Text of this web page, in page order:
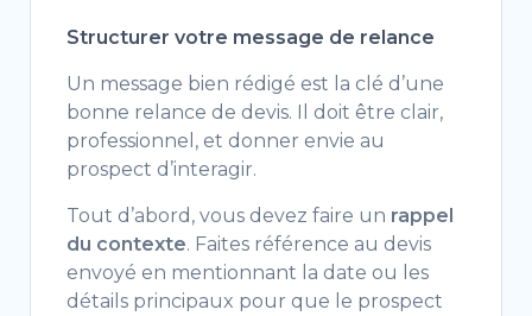
Structurer votre message de relance
Un message bien rédigé est la clé d’une
bonne relance de devis. Il doit être clair,
professionnel, et donner envie au
prospect d’interagir.
Tout d’abord, vous devez faire un rappel
du contexte. Faites référence au devis
envoyé en mentionnant la date ou les
détails principaux pour que le prospect